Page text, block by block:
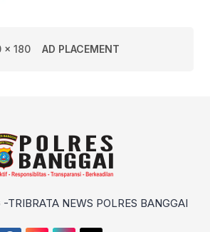
x 180 AD PLACEMENT
TRIBRATA NEWS POLRES BANGGAI